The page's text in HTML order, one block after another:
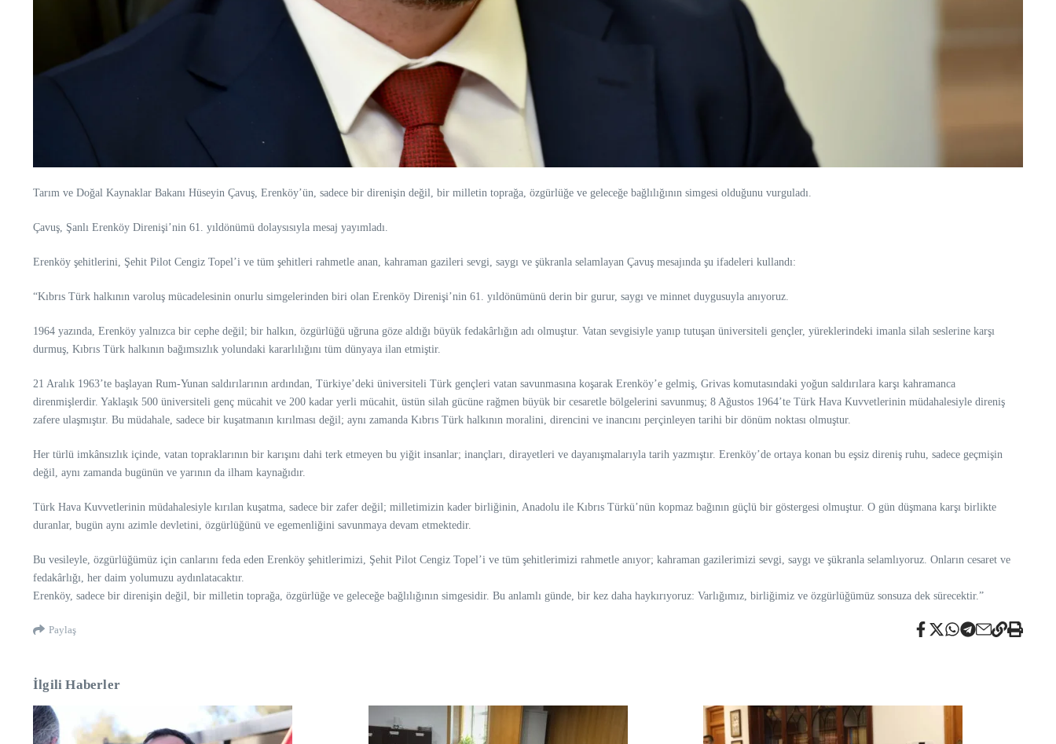
Tarım ve Doğal Kaynaklar Bakanı Hüseyin Çavuş, Erenköy’ün, sadece bir direnişin değil, bir milletin toprağa, özgürlüğe ve geleceğe bağlılığının simgesi olduğunu vurguladı.
Çavuş, Şanlı Erenköy Direnişi’nin 61. yıldönümü dolaysısıyla mesaj yayımladı.
Erenköy şehitlerini, Şehit Pilot Cengiz Topel’i ve tüm şehitleri rahmetle anan, kahraman gazileri sevgi, saygı ve şükranla selamlayan Çavuş mesajında şu ifadeleri kullandı:
“Kıbrıs Türk halkının varoluş mücadelesinin onurlu simgelerinden biri olan Erenköy Direnişi’nin 61. yıldönümünü derin bir gurur, saygı ve minnet duygusuyla anıyoruz.
1964 yazında, Erenköy yalnızca bir cephe değil; bir halkın, özgürlüğü uğruna göze aldığı büyük fedakârlığın adı olmuştur. Vatan sevgisiyle yanıp tutuşan üniversiteli gençler, yüreklerindeki imanla silah seslerine karşı
durmuş, Kıbrıs Türk halkının bağımsızlık yolundaki kararlılığını tüm dünyaya ilan etmiştir.
21 Aralık 1963’te başlayan Rum-Yunan saldırılarının ardından, Türkiye’deki üniversiteli Türk gençleri vatan savunmasına koşarak Erenköy’e gelmiş, Grivas komutasındaki yoğun saldırılara karşı kahramanca
direnmişlerdir. Yaklaşık 500 üniversiteli genç mücahit ve 200 kadar yerli mücahit, üstün silah gücüne rağmen büyük bir cesaretle bölgelerini savunmuş; 8 Ağustos 1964’te Türk Hava Kuvvetlerinin müdahalesiyle direniş
zafere ulaşmıştır. Bu müdahale, sadece bir kuşatmanın kırılması değil; aynı zamanda Kıbrıs Türk halkının moralini, direncini ve inancını perçinleyen tarihi bir dönüm noktası olmuştur.
Her türlü imkânsızlık içinde, vatan topraklarının bir karışını dahi terk etmeyen bu yiğit insanlar; inançları, dirayetleri ve dayanışmalarıyla tarih yazmıştır. Erenköy’de ortaya konan bu eşsiz direniş ruhu, sadece geçmişin
değil, aynı zamanda bugünün ve yarının da ilham kaynağıdır.
Türk Hava Kuvvetlerinin müdahalesiyle kırılan kuşatma, sadece bir zafer değil; milletimizin kader birliğinin, Anadolu ile Kıbrıs Türkü’nün kopmaz bağının güçlü bir göstergesi olmuştur. O gün düşmana karşı birlikte
duranlar, bugün aynı azimle devletini, özgürlüğünü ve egemenliğini savunmaya devam etmektedir.
Bu vesileyle, özgürlüğümüz için canlarını feda eden Erenköy şehitlerimizi, Şehit Pilot Cengiz Topel’i ve tüm şehitlerimizi rahmetle anıyor; kahraman gazilerimizi sevgi, saygı ve şükranla selamlıyoruz. Onların cesaret ve
fedakârlığı, her daim yolumuzu aydınlatacaktır.
Erenköy, sadece bir direnişin değil, bir milletin toprağa, özgürlüğe ve geleceğe bağlılığının simgesidir. Bu anlamlı günde, bir kez daha haykırıyoruz: Varlığımız, birliğimiz ve özgürlüğümüz sonsuza dek sürecektir.”
Paylaş
İlgili Haberler